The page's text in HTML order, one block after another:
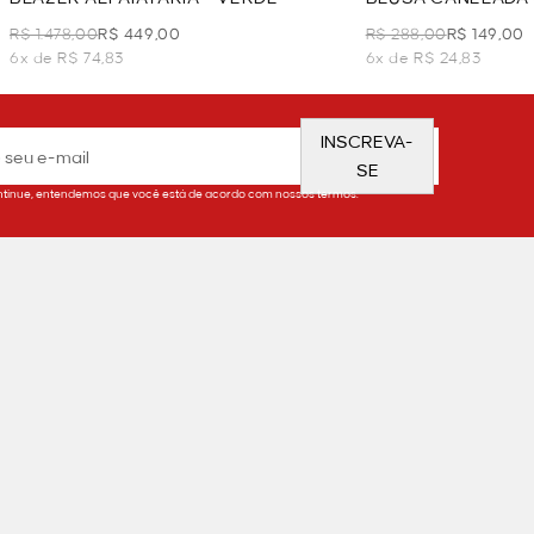
R$ 1.478,00R$ 449,00
6x de R$ 74,83
VERDE
R$ 288,00R$ 149,00
6x de R$ 24,83
INSCREVA-
SE
entendemos que você está de acordo com nossos termos.